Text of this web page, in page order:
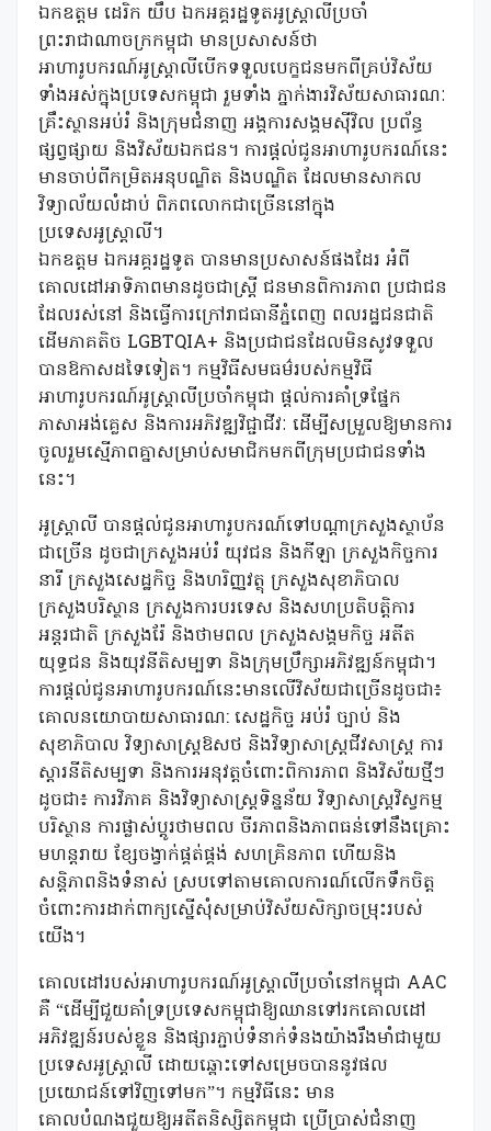
ឯកឧត្តម ដេរិក យឹប ឯកអគ្គរដ្ឋទូតអូស្ត្រាលីប្រចាំ
ព្រះរាជាណាចក្រកម្ពុជា មានប្រសាសន៍ថា
អាហារូបករណ៍អូស្ត្រាលីបើកទទួលបេក្ខជនមកពីគ្រប់វិស័យ
ទាំងអស់ក្នុងប្រទេសកម្ពុជា រួមទាំង ភ្នាក់ងារវិស័យសាធារណៈ
គ្រឹះស្ថានអប់រំ និងក្រុមជំនាញ អង្គការសង្គមស៊ីវិល ប្រព័ន្ធ
ផ្សព្វផ្សាយ និងវិស័យឯកជន។ ការផ្ដល់ជូនអាហារូបករណ៍នេះ
មានចាប់ពីកម្រិតអនុបណ្ឌិត និងបណ្ឌិត ដែលមានសាកល
វិទ្យាល័យលំដាប់ ពិភពលោកជាច្រើននៅក្នុង
ប្រទេសអូស្ត្រាលី។
ឯកឧត្តម ឯកអគ្គរដ្ឋទូត បានមានប្រសាសន៍ផងដែរ អំពី
គោលដៅអាទិភាពមានដូចជាស្ត្រី ជនមានពិការភាព ប្រជាជន
ដែលរស់នៅ និងធ្វើការក្រៅរាជធានីភ្នំពេញ ពលរដ្ឋជនជាតិ
ដើមភាគតិច LGBTQIA+ និងប្រជាជនដែលមិនសូវទទួល
បានឱកាសដទៃទៀត។ កម្មវិធីសមធម៌របស់កម្មវិធី
អាហារូបករណ៍អូស្ត្រាលីប្រចាំកម្ពុជា ផ្តល់ការគាំទ្រផ្នែក
ភាសាអង់គ្លេស និងការអភិវឌ្ឍវិជ្ជាជីវៈ ដើម្បីសម្រួលឱ្យមានការ
ចូលរួមស្មើភាពគ្នាសម្រាប់សមាជិកមកពីក្រុមប្រជាជនទាំង
នេះ។
អូស្ត្រាលី បានផ្ដល់ជូនអាហារូបករណ៍ទៅបណ្តាក្រសួងស្ថាប័ន
ជាច្រើន ដូចជាក្រសួងអប់រំ យុវជន និងកីឡា ក្រសួងកិច្ចការ
នារី ក្រសួងសេដ្ឋកិច្ច និងហរិញ្ញវត្ថុ ក្រសួងសុខាភិបាល
ក្រសួងបរិស្ថាន ក្រសួងការបរទេស និងសហប្រតិបត្តិការ
អន្តរជាតិ ក្រសួងរ៉ែ និងថាមពល ក្រសួងសង្គមកិច្ច អតីត
យុទ្ធជន និងយុវនីតិសម្បទា និងក្រុមប្រឹក្សាអភិវឌ្ឍន៍កម្ពុជា។
ការផ្ដល់ជូនអាហារូបករណ៍នេះមានលើវិស័យជាច្រើនដូចជា៖
គោលនយោបាយសាធារណ: សេដ្ឋកិច្ច អប់រំ ច្បាប់ និង
សុខាភិបាល វិទ្យាសាស្រ្តឱសថ និងវិទ្យាសាស្រ្តជីវសាស្រ្ត ការ
ស្តារនីតិសម្បទា និងការអនុវត្តចំពោះពិការភាព និងវិស័យថ្មីៗ
ដូចជា៖ ការវិភាគ និងវិទ្យាសាស្រ្តទិន្នន័យ វិទ្យាសាស្រ្តវិស្វកម្ម
បរិស្ថាន ការផ្លាស់ប្តូរថាមពល ចីរភាពនិងភាពធន់ទៅនឹងគ្រោះ
មហន្តរាយ ខ្សែចង្វាក់ផ្គត់ផ្គង់ សហគ្រិនភាព ហើយនិង
សន្តិភាពនិងទំនាស់ ស្របទៅតាមគោលការណ៍លើកទឹកចិត្ត
ចំពោះការដាក់ពាក្យសើ្នសុំសម្រាប់វិស័យសិក្សាចម្រុះរបស់
យើង។
គោលដៅរបស់អាហារូបករណ៍អូស្ត្រាលីប្រចាំនៅកម្ពុជា AAC
គឺ “ដើម្បីជួយគាំទ្រប្រទេសកម្ពុជាឱ្យឈានទៅរកគោលដៅ
អភិវឌ្ឍន៍របស់ខ្លួន និងផ្សារភ្ជាប់ទំនាក់ទំនងយ៉ាងរឹងមាំជាមួយ
ប្រទេសអូស្ត្រាលី ដោយឆ្ពោះទៅសម្រេចបាននូវផល
ប្រយោជន៍ទៅវិញទៅមក”។ កម្មវិធីនេះ មាន
គោលបំណងជួយឱ្យអតីតនិស្សិតកម្ពុជា ប្រើប្រាស់ជំនាញ